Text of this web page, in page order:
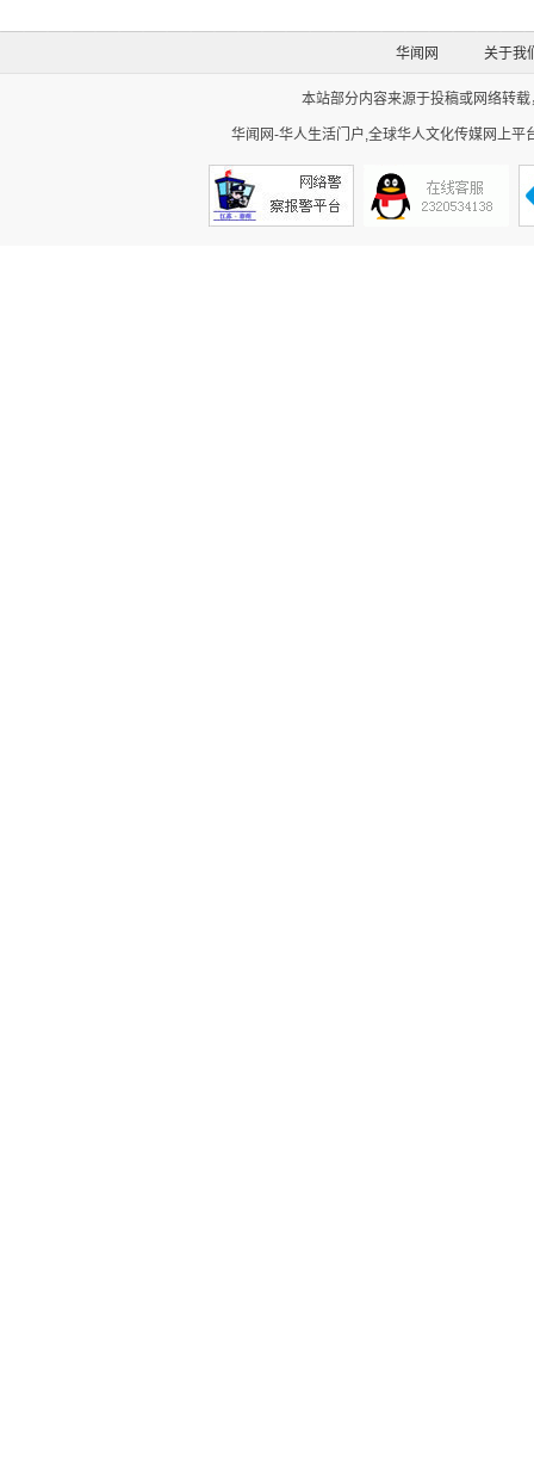
华闻网 关于我
本站部分内容来源于投稿或网络转
华闻网-华人生活门户,全球华人文化传媒网上